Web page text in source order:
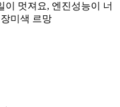
이 멋져요, 엔진성능이 너
미색 르망